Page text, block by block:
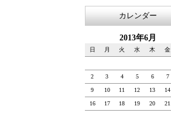
カレンダー
2013年6月
日 月 火 水 木 金
2 3 4 5 6 7
9 10 11 12 13 14
16 17 18 19 20 21